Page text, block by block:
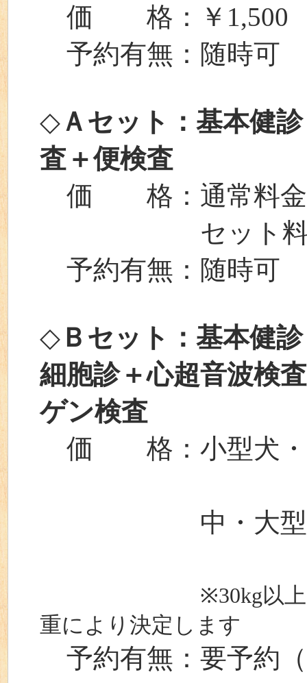
価 格：￥1,500
予約有無：随時可
◇ Ａセット：基本健
査＋便検査
価 格：通常料金
セット料金⇒
予約有無：随時可
◇ Ｂセット：基本健
細胞診＋心超音波検
ゲン検査
価 格：小型犬・
中・大型犬
※30kg以
重により決定します
予約有無：要予約